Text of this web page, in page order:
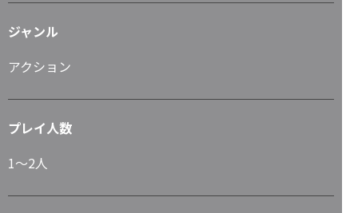
ジャンル
アクション
プレイ人数
1～2人